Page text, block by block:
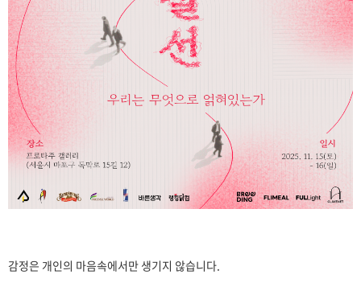
감정은 개인의 마음속에서만 생기지 않습니다.